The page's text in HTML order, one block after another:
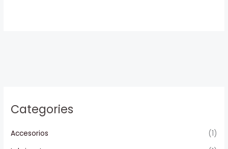
Categories
Accesorios
(1)